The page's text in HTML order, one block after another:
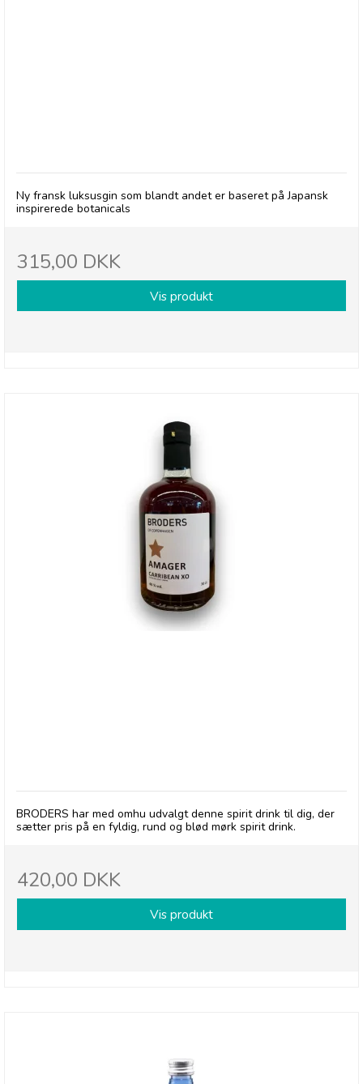
Ny fransk luksusgin som blandt andet er baseret på Japansk
inspirerede botanicals
315,00 DKK
Vis produkt
BRODERS har med omhu udvalgt denne spirit drink til dig, der
sætter pris på en fyldig, rund og blød mørk spirit drink.
420,00 DKK
Vis produkt